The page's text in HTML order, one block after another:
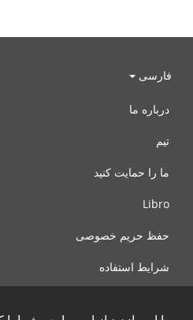
فارسی
درباره ما
تیم
ما را حمایت کنید
Libro
حفظ حریم خصوصی
شرایط استفاده